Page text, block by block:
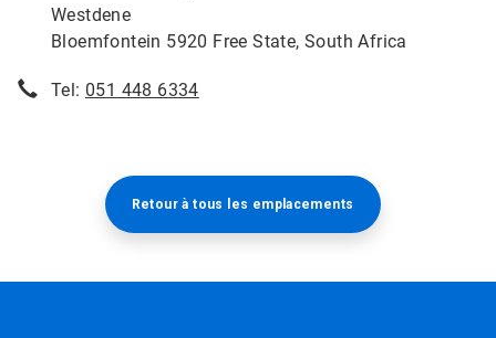
Westdene
Bloemfontein 5920 Free State, South Africa
Tel: 051 448 6334
Retour à tous les emplacements​​​​​​​